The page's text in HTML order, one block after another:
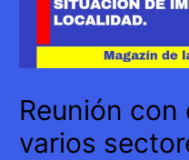
Reunión
varios